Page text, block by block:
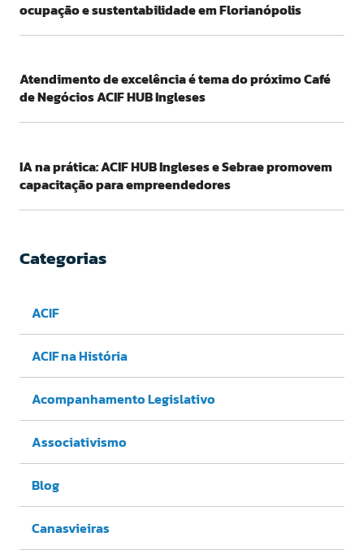
ocupação e sustentabilidade em Florianópolis
Atendimento de excelência é tema do próximo Café
de Negócios ACIF HUB Ingleses
IA na prática: ACIF HUB Ingleses e Sebrae promovem
capacitação para empreendedores
Categorias
ACIF
ACIF na História
Acompanhamento Legislativo
Associativismo
Blog
Canasvieiras